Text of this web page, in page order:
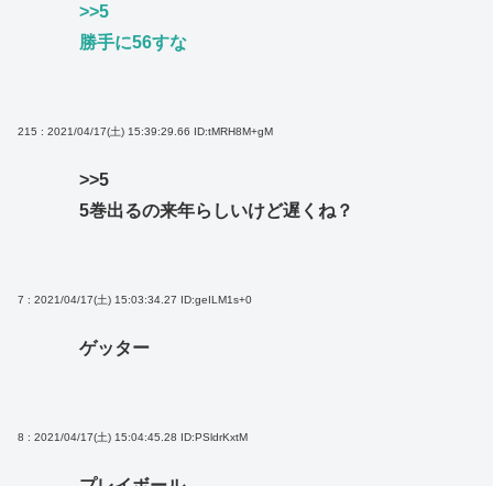
>>5
勝手に56すな
215 : 2021/04/17(土) 15:39:29.66 ID:tMRH8M+gM
>>5
5巻出るの来年らしいけど遅くね？
7 : 2021/04/17(土) 15:03:34.27 ID:geILM1s+0
ゲッター
8 : 2021/04/17(土) 15:04:45.28 ID:PSldrKxtM